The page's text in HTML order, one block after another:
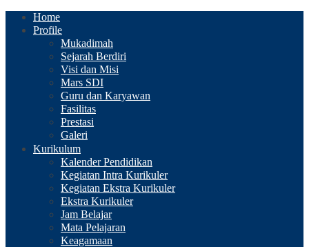
Home
Profile
Mukadimah
Sejarah Berdiri
Visi dan Misi
Mars SDI
Guru dan Karyawan
Fasilitas
Prestasi
Galeri
Kurikulum
Kalender Pendidikan
Kegiatan Intra Kurikuler
Kegiatan Ekstra Kurikuler
Ekstra Kurikuler
Jam Belajar
Mata Pelajaran
Keagamaan